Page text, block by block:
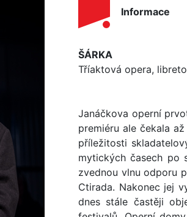
Informace
ŠÁRKA
Tříaktová opera,
Janáčkova operní
premiéru ale čekala
příležitosti
mytických časech po
zvednou vlnu odporu
Ctirada. Nakonec jej
dnes stále častěji